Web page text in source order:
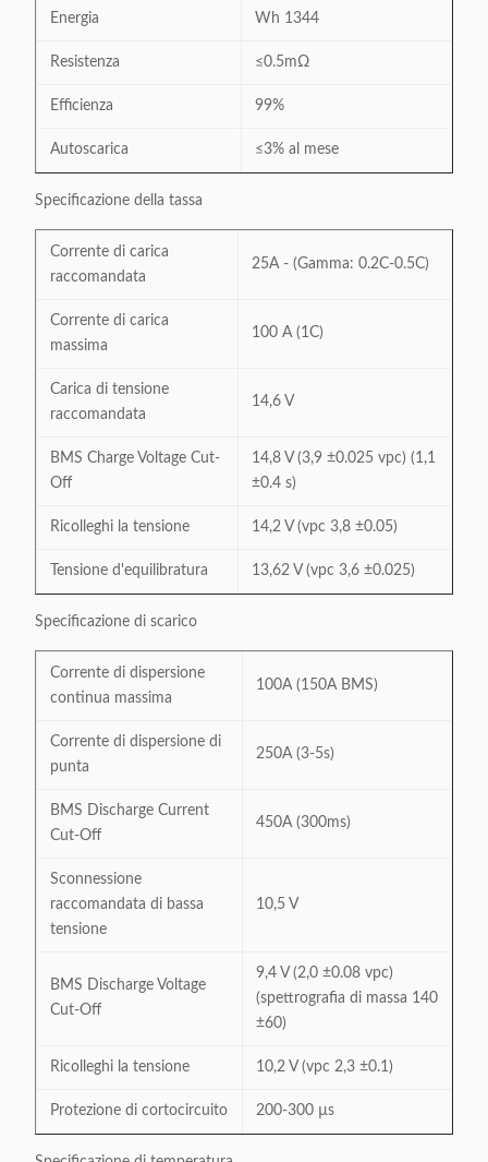
Energia Wh 1344
Resistenza ≤0.5mΩ
Efficienza 99%
Autoscarica ≤3% al mese
Specificazione della tassa
Corrente di carica
raccomandata
25A - (Gamma: 0.2C-0.5C)
Corrente di carica
massima
100 A (1C)
Carica di tensione
raccomandata
14,6 V
BMS Charge Voltage Cut-
Off
14,8 V (3,9 ±0.025 vpc) (1,1
±0.4 s)
Ricolleghi la tensione 14,2 V (vpc 3,8 ±0.05)
Tensione d'equilibratura 13,62 V (vpc 3,6 ±0.025)
Specificazione di scarico
Corrente di dispersione
continua massima
100A (150A BMS)
Corrente di dispersione di
punta
250A (3-5s)
BMS Discharge Current
Cut-Off
450A (300ms)
Sconnessione
raccomandata di bassa
tensione
10,5 V
BMS Discharge Voltage
Cut-Off
9,4 V (2,0 ±0.08 vpc)
(spettrografia di massa 140
±60)
Ricolleghi la tensione 10,2 V (vpc 2,3 ±0.1)
Protezione di cortocircuito 200-300 µs